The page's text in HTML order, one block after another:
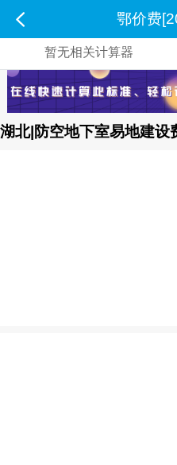
鄂价费
暂无相关计算器
湖北|防空地下室易地建